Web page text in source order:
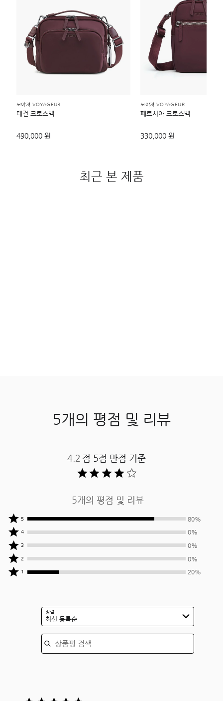
보야져 VOYAGEUR
테건 크로스백
490,000 원
보야져 VOYAGEUR
페르시아 크로스백
330,000 원
최근 본 제품
5개의 평점 및 리뷰
4.2 점 5점 만점 기준 ​
5개의 평점 및 리뷰
상품평
작성자
중
80%
명이
별
5 80%
상품평
작성자
중
0%
명이
4 0%
상품평
작성자
중
0%
3 0%
상품평
작성자
중
2 0%
상품평
1 20%
정렬
최신 등록순
상품평 검색